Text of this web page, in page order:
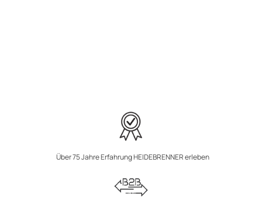
Über 75 Jahre Erfahrung HEIDEBRENNER erleben